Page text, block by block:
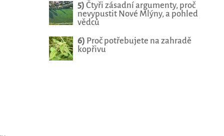
5) Čtyři zásadní argumenty, proč
nevypustit Nové Mlýny, a pohled
vědců
6) Proč potřebujete na zahradě
kopřivu